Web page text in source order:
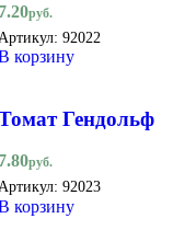
руб.
92022
корзину
Гендольф
руб.
92023
корзину